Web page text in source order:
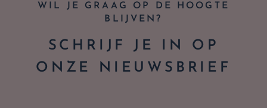
WIL JE GRAAG OP DE HOOGTE
BLIJVEN?
SCHRIJF JE IN OP
ONZE NIEUWSBRIEF